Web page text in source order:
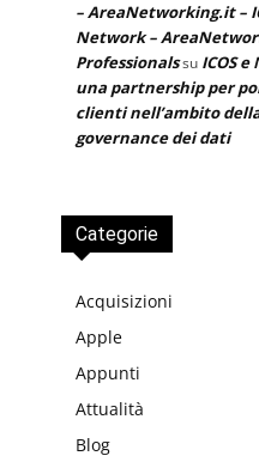
– AreaNetworking.it –
Network –
Professionalssu ICOS
una partnership per
clienti nell’ambito
governance dei dati
Categorie
Acquisizioni
Apple
Appunti
Attualità
Blog